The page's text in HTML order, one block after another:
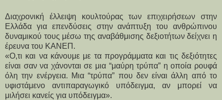
Διαχρονική έλλειψη κουλτούρας των επιχειρήσεων στην
Ελλάδα για επενδύσεις στην ανάπτυξη του ανθρώπινου
δυναμικού τους μέσω της αναβάθμισης δεξιοτήτων δείχνει η
έρευνα του ΚΑΝΕΠ.
«Ο,τι και να κάνουμε με τα προγράμματα και τις δεξιότητες
είναι σαν να χάνονται σε μια “μαύρη τρύπα” η οποία ρουφά
όλη την ενέργεια. Μια “τρύπα” που δεν είναι άλλη από το
υφιστάμενο αντιπαραγωγικό υπόδειγμα, αν μπορεί να
μιλήσει κανείς για υπόδειγμα».